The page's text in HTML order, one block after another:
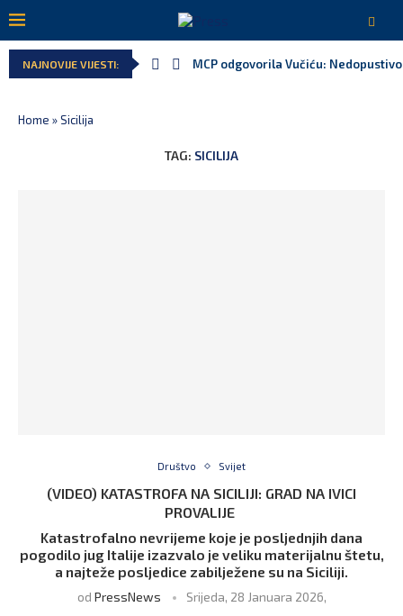
NAJNOVIJE VIJESTI: MCP odgovorila Vučiću:
Home »Sicilija
TAG: SICILIJA
Društvo Svijet
(VIDEO) KATASTROFA NA SICILIJI: GRAD NA IVICI
PROVALIJE
Katastrofalno nevrijeme koje je posljednjih dana
pogodilo jug Italije izazvalo je veliku materijalnu štetu,
a najteže posljedice zabilježene su na Siciliji.
od PressNews Srijeda, 28 Januara 2026,